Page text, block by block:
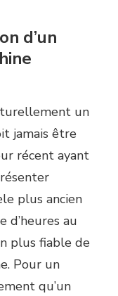
d’un
un
jamais être
récent ayant
plus ancien
d’heures au
plus fiable de
Pour un
qu’un